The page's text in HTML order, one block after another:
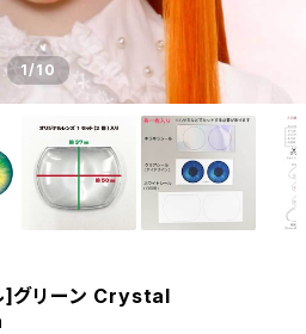
1/10
]グリーン Crystal